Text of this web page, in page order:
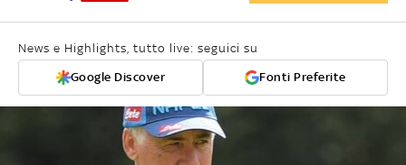
News e Highlights, tutto live: seguici su
Google Discover Fonti Preferite